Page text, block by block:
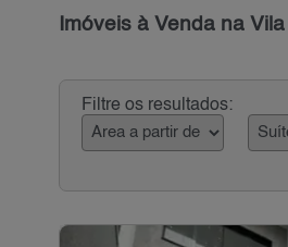
Imóveis à Venda na
Filtre os resultados: